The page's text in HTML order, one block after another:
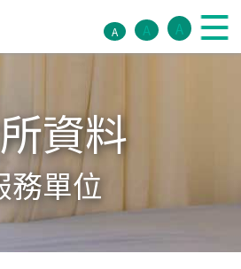
A A A
資料
務單位